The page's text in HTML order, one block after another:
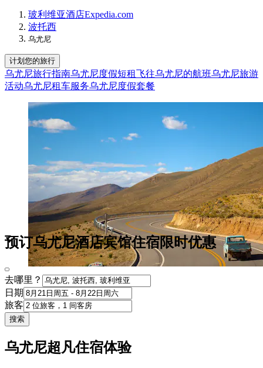
玻利维亚酒店Expedia.com
波托西
乌尤尼
计划您的旅行
乌尤尼旅行指南乌尤尼度假短租飞往乌尤尼的航班乌尤尼旅游
活动乌尤尼租车服务乌尤尼度假套餐
预订乌尤尼酒店宾馆住宿限时优惠
去哪里？
日期
旅客
搜索
乌尤尼超凡住宿体验